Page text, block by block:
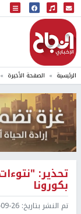
البث المباشر
إذاعة النجاح
الرئيسية الصفحة الأخيرة
تحذير:
بكورونا
تم النشر بتاريخ: 11:47